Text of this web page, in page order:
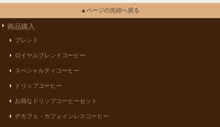
▲ページの先頭へ戻る
商品購入
ブレンド
ロイヤルブレンドコーヒー
スペシャルティコーヒー
ドリップコーヒー
お得なドリップコーヒーセット
デカフェ・カフェインレスコーヒー